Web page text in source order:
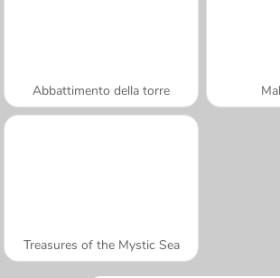
Abbattimento della torre
Treasures of the Mystic Sea